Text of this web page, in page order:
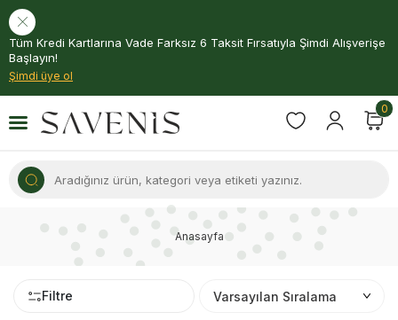
Tüm Kredi Kartlarına Vade Farksız 6 Taksit Fırsatıyla Şimdi Alışverişe
Başlayın!
Şimdi üye ol
0
Anasayfa
Filtre